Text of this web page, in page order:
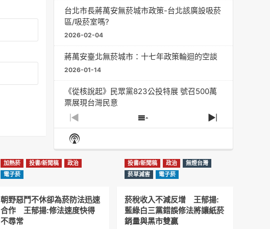
台北市長蔣萬安無菸城市政策-台北該廣設吸菸
區/吸菸室嗎?
2026-02-04
蔣萬安臺北無菸城市：十七年政策輪迴的空談
2026-01-14
《從核說起》民眾黨823公投特展 號召500萬
票展現台灣民意
2025-08-11
大罷免凸 <726,823反罷免主題曲> #大展鴻圖
2025-07-05
دليل مناصرة السجائر الإلكترونية: التاريخ الخفي
الاجتماعية #Fahad Al-Jalajel #فهد بن
عبدالرحمن الجلاجل #Sania Nishtar #ثانیہ نشتر;
Previous
Episode
Show
Episodes
Next
Episode
Show
Podcast
Information
加熱菸 投書/新聞稿
政治
電子菸
朝野惡鬥不休卻為菸防法迅速
合作 王郁揚:修法速度快得
不尋常
投書/新聞稿 政治
無煙台灣
菸草減害
電子菸
菸稅收入不減反增 王郁揚:
藍綠白三黨錯誤修法將讓紙菸
銷量與黑市雙贏